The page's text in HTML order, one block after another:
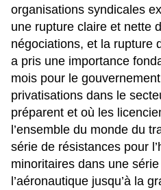
organisations syndicales
une rupture claire et nette
négociations, et la rupture
a pris une importance
mois pour le
privatisations dans le
préparent et où les
l’ensemble du monde du
série de résistances pour
minoritaires dans une
l’aéronautique jusqu’à la